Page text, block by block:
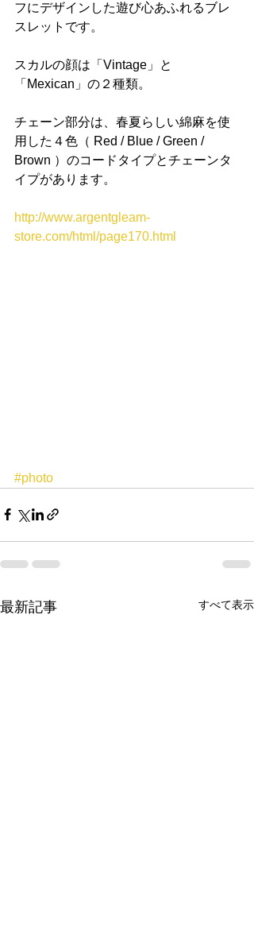
フにデザインした遊び心あふれるブレ
スレットです。
スカルの顔は「Vintage」と
「Mexican」の２種類。
チェーン部分は、春夏らしい綿麻を使
用した４色（ Red / Blue / Green /
Brown ）のコードタイプとチェーンタ
イプがあります。
http://www.argentgleam-
store.com/html/page170.html
#photo
最新記事 すべて表示